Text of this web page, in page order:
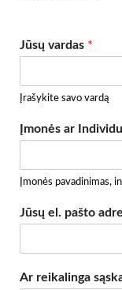
Jūsų vardas *
Įrašykite savo vardą
Įmonės ar
Įmonės pavadinimas,
Jūsų el. pašto
Ar reikalinga